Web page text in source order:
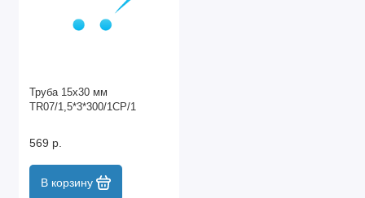
Труба 15х30 мм
TR07/1,5*3*300/1CP/1
569 р.
В корзину